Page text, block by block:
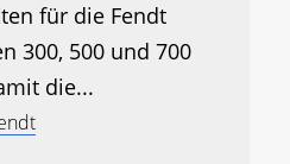
für die Fendt
300, 500 und 700
die...